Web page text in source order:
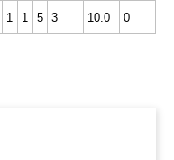
1 1 5 3 10.0 0